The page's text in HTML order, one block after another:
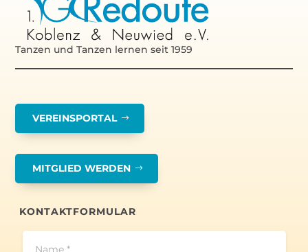
Tanzen und Tanzen lernen seit 1959
VEREINSPORTAL
MITGLIED WERDEN
KONTAKTFORMULAR